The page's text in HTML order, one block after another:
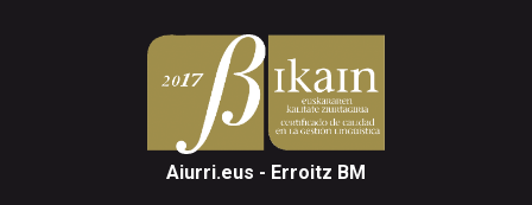
Aiurri.eus - Erroitz BM